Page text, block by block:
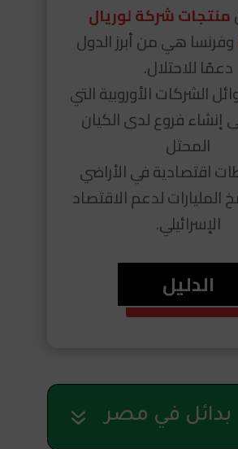
منتجات شركة لوريال
وفرنسا هي من أبرز الدول
دعمًا للاحتلال.
الشركات الأوروبية التي
إنشاء فروع لدى الكيان
المحتل
اقتصادية في الأراضي
المليارات لدعم الاقتصاد
الإسرائيلي.
الدليل
بدائل في مصر